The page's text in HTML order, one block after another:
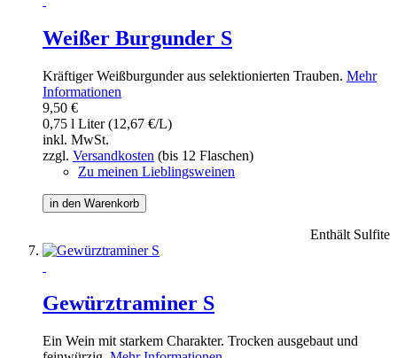
Weißer Burgunder S
Kräftiger Weißburgunder aus selektionierten Trauben. Mehr
Informationen
9,50 €
0,75 l Liter (12,67 €/L)
inkl. MwSt.
zzgl. Versandkosten (bis 12 Flaschen)
Zu meinen Lieblingsweinen
in den Warenkorb
Enthält Sulfite
Gewürztraminer S
Ein Wein mit starkem Charakter. Trocken ausgebaut und